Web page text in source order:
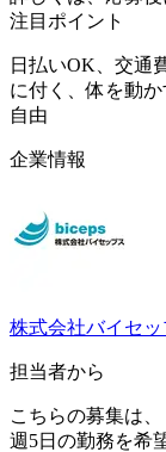
注目ポイント
日払いOK、交通
に付く、体を動
自由
企業情報
株式会社バイセ
担当者から
こちらの募集は、
週5日の勤務を希